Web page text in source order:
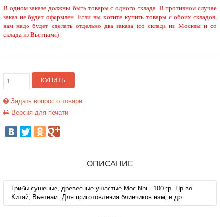
В одном заказе должны быть товары с одного склада. В противном случае
заказ не будет оформлен. Если вы хотите купить товары с обоих складов,
вам надо будет сделать отдельно два заказа (со склада из Москвы и со
склада из Вьетнама)
КУПИТЬ
Задать вопрос о товаре
Версия для печати
ОПИСАНИЕ
Грибы сушеные, древесные ушастые Moc Nhi - 100 гр. Пр-во
Китай, Вьетнам. Для приготовления блинчиков нэм, и др.